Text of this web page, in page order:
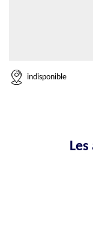
indisponible